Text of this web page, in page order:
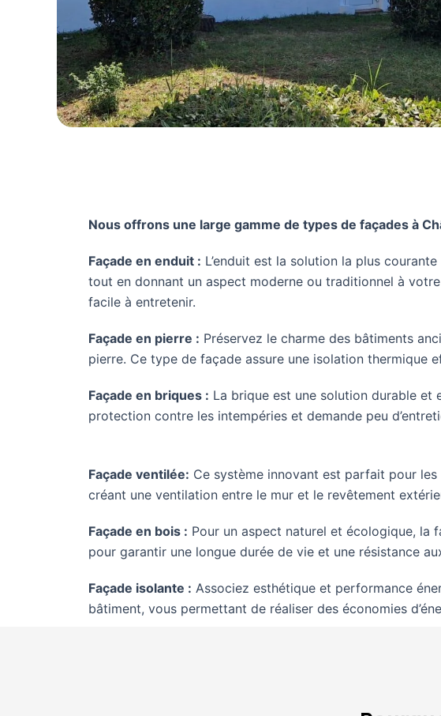
Nous offrons une large gamme de types de façades à
Façade en enduit : L’enduit est la solution la plus
tout en donnant un aspect moderne ou traditionnel à
facile à entretenir.
Façade en pierre : Préservez le charme des bâtiments
pierre. Ce type de façade assure une isolation thermique
Façade en briques : La brique est une solution durable et
protection contre les intempéries et demande peu
Façade ventilée: Ce système innovant est parfait pour
créant une ventilation entre le mur et le revêtement
Façade en bois : Pour un aspect naturel et écologique, la
pour garantir une longue durée de vie et une résistance
Façade isolante : Associez esthétique et performance
bâtiment, vous permettant de réaliser des économies